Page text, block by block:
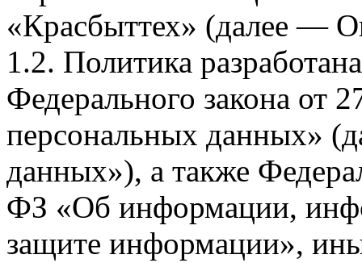
«Красбыттех» (далее —
1.2. Политика
Федерального закона
персональных данных»
данных»), а также
ФЗ «Об информации,
защите информации»,